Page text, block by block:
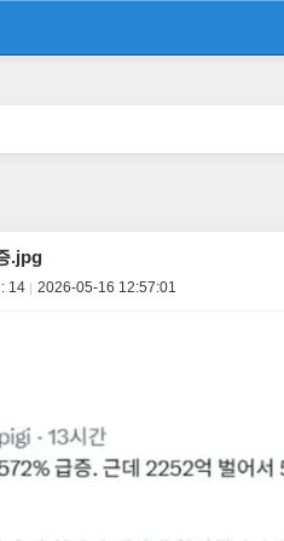
.jpg
14 2026-05-16 12:57:01